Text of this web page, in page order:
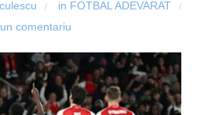
/ in FOTBAL ADEVARAT /
comentariu